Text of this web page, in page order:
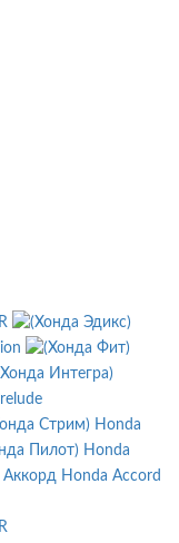
Honda
Honda
Honda Accord